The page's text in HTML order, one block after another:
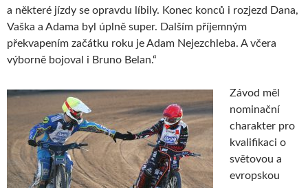
a některé jízdy se opravdu líbily. Konec konců i rozjezd Dana,
Vaška a Adama byl úplně super. Dalším příjemným
překvapením začátku roku je Adam Nejezchleba. A včera
výborně bojoval i Bruno Belan.“
Závod měl
nominační
charakter pro
kvalifikaci o
světovou a
evropskou